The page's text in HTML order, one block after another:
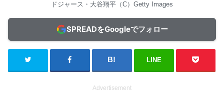
ドジャース・大谷翔平（C）Getty Images
SPREADをGoogleでフォロー
LINE
Advertisement